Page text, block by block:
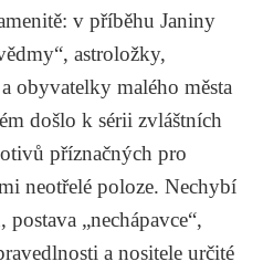
v příběhu Janiny
astroložky,
obyvatelky malého města
došlo k sérii zvláštních
příznačných pro
neotřelé poloze. Nechybí
„nechápavce“,
a nositele určité